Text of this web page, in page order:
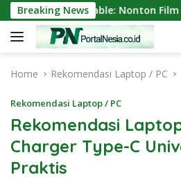
Skip
to
content
Breaking News
Portable: Nonton Film Serasa di
Home Rekomendasi Laptop / PC
Rekomendasi Laptop / PC
Rekomendasi
Charger Type-C
Praktis